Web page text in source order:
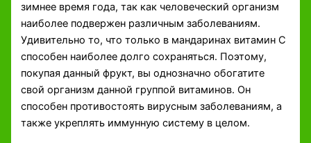
зимнее время года, так как человеческий организм
наиболее подвержен различным заболеваниям.
Удивительно то, что только в мандаринах витамин С
способен наиболее долго сохраняться. Поэтому,
покупая данный фрукт, вы однозначно обогатите
свой организм данной группой витаминов. Он
способен противостоять вирусным заболеваниям, а
также укреплять иммунную систему в целом.